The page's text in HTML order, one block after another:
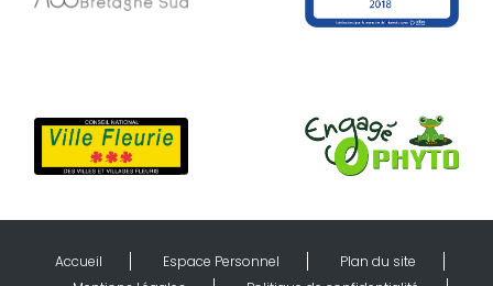
Accueil Espace Personnel
Plan du site